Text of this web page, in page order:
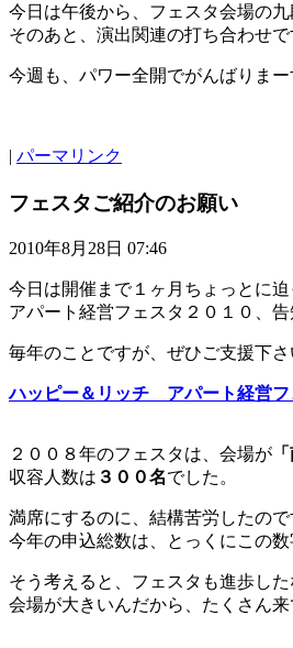
今日は午後から、フェスタ会場の九
そのあと、演出関連の打ち合わせで
今週も、パワー全開でがんばりま
| パーマリンク
フェスタご紹介のお願い
2010年8月28日 07:46
今日は開催まで１ヶ月ちょっとに迫
アパート経営フェスタ２０１０、告
毎年のことですが、ぜひご支援下さ
ハッピー＆リッチ アパート経営フ
２００８年のフェスタは、会場が
収容人数は ３００名でした。
満席にするのに、結構苦労したので
今年の申込総数は、とっくにこの数
そう考えると、フェスタも進歩し
会場が大きいんだから、たくさん来